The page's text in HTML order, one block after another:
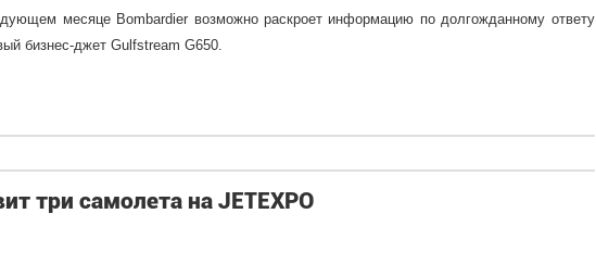
месяце Bombardier возможно раскроет информацию по долгожданному ответу
бизнес-джет Gulfstream G650.
три самолета на JETEXPO